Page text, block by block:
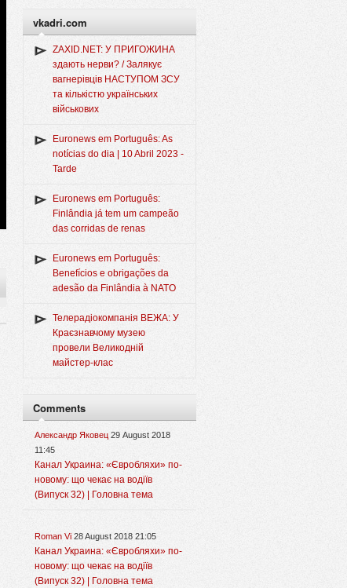
vkadri.com
ZAXID.NET: У ПРИГОЖИНА
здають нерви? / Залякує
вагнерівців НАСТУПОМ ЗСУ
та кількістю українських
військових
Euronews em Português: As
notícias do dia | 10 Abril 2023 -
Tarde
Euronews em Português:
Finlândia já tem um campeão
das corridas de renas
Euronews em Português:
Benefícios e obrigações da
adesão da Finlândia à NATO
Телерадіокомпанія ВЕЖА: У
Краєзнавчому музею
провели Великодній
майстер-клас
Comments
Александр Яковец 29 August 2018
11:45
Канал Украина: «Євробляхи» по-
новому: що чекає на водіїв
(Випуск 32) | Головна тема
Roman Vi 28 August 2018 21:05
Канал Украина: «Євробляхи» по-
новому: що чекає на водіїв
(Випуск 32) | Головна тема